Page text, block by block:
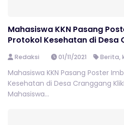
Mahasiswa KKN Pasang
Protokol Kesehatan di Desa
Redaksi 01/11/2021 Berita,
Mahasiswa KKN Pasang Poster
Kesehatan di Desa Cranggang
Mahasiswa...